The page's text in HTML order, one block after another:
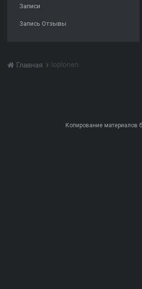
Записи
Запись Отзывы
Главная loplonen
Копирование материалов